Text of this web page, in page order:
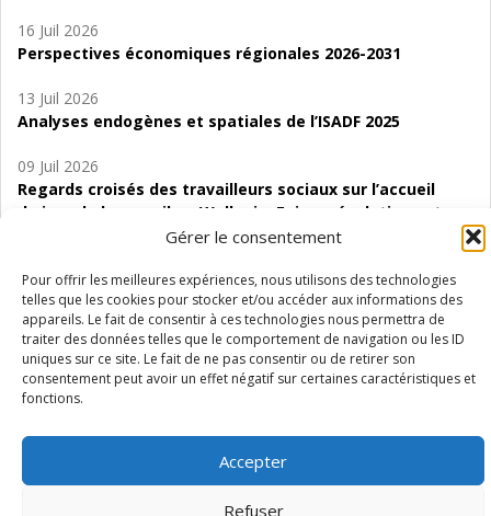
Gérer le consentement
Pour offrir les meilleures expériences, nous utilisons des technologies
telles que les cookies pour stocker et/ou accéder aux informations des
appareils. Le fait de consentir à ces technologies nous permettra de
traiter des données telles que le comportement de navigation ou les ID
uniques sur ce site. Le fait de ne pas consentir ou de retirer son
consentement peut avoir un effet négatif sur certaines caractéristiques et
fonctions.
Accepter
Refuser
16 Juil 2026
Perspectives économiques régionales 2026-2031
13 Juil 2026
Analyses endogènes et spatiales de l’ISADF 2025
09 Juil 2026
Regards croisés des travailleurs sociaux sur l’accueil
de jour de bas seuil en Wallonie. Enjeux, évolutions et
06 Juil 2026
Étude d’évaluabilité des Structures
d’accompagnement à l’autocréation d’emploi (SAACE)
01 Juil 2026
Pénurie du personnel infirmier :quels indicateurs
Wallonie ?